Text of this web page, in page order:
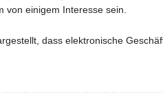
einigem Interesse sein.
dass elektronische